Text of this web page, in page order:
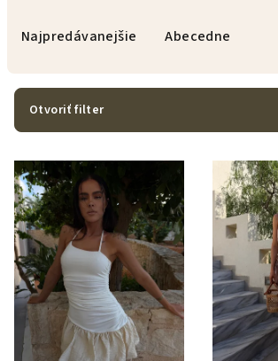
p
r
o
d
u
k
t
o
Najpredávanejšie Abecedne
Otvoriť filter
V
ý
p
s
p
r